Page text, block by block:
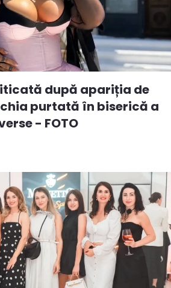
după apariția de
purtată în biserică a
- FOTO